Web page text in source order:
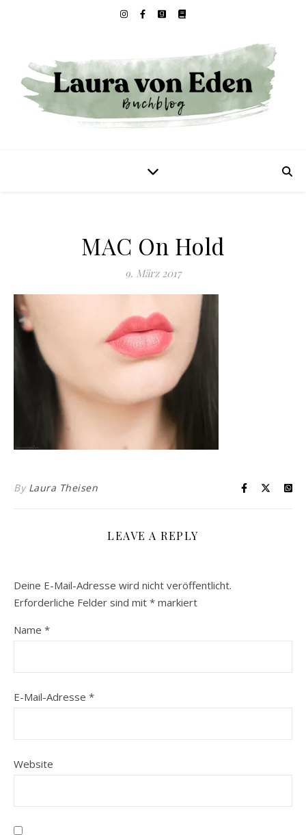
MAC On Hold
9. März 2017
By Laura Theisen
LEAVE A REPLY
Deine E-Mail-Adresse wird nicht veröffentlicht.
Erforderliche Felder sind mit * markiert
Name *
E-Mail-Adresse *
Website